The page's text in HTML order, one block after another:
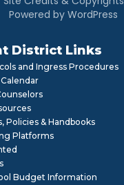
Powered by WordPress
District Links
and Ingress Procedures
Policies & Handbooks
Platforms
Budget Information